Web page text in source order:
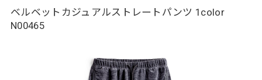
ベルベットカジュアルストレートパンツ 1color
N00465